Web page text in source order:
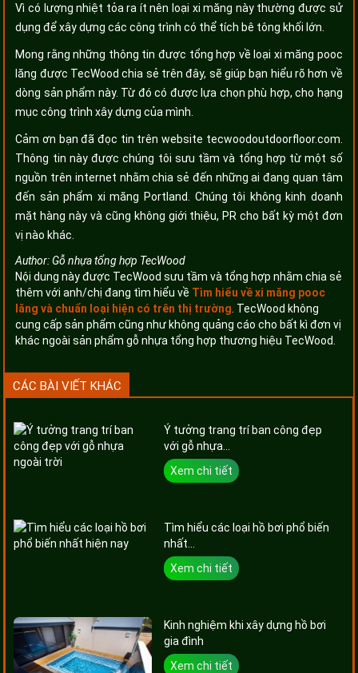
Vì có lượng nhiệt tỏa ra ít nên loại xi măng này thường được sử
dụng để xây dựng các công trình có thể tích bê tông khối lớn.
Mong rằng những thông tin được tổng hợp về loại xi măng pooc
lăng được TecWood chia sẻ trên đây, sẽ giúp bạn hiểu rõ hơn về
dòng sản phẩm này. Từ đó có được lựa chọn phù hợp, cho hạng
mục công trình xây dựng của mình.
Cảm ơn bạn đã đọc tin trên website tecwoodoutdoorfloor.com.
Thông tin này được chúng tôi sưu tầm và tổng hợp từ một số
nguồn trên internet nhằm chia sẻ đến những ai đang quan tâm
đến sản phẩm xi măng Portland. Chúng tôi không kinh doanh
mặt hàng này và cũng không giới thiệu, PR cho bất kỳ một đơn
vị nào khác.
Author:Gỗ nhựa tổng hợp TecWood
Nội dung này được TecWood sưu tầm và tổng hợp nhằm chia sẻ
thêm với anh/chị đang tìm hiểu về Tìm hiểu về xi măng pooc
lăng và chuẩn loại hiện có trên thị trường . TecWood không
cung cấp sản phẩm cũng như không quảng cáo cho bất kì đơn vị
khác ngoài sản phẩm gỗ nhựa tổng hợp thương hiệu TecWood.
CÁC BÀI VIẾT KHÁC
Ý tưởng trang trí ban công đẹp
với gỗ nhựa...
Xem chi tiết
Tìm hiểu các loại hồ bơi phổ biến
nhất...
Xem chi tiết
Kinh nghiệm khi xây dựng hồ bơi
gia đình
Xem chi tiết